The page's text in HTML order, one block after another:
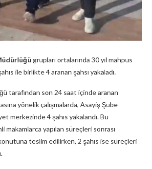
grupları ortalarında 30 yıl mahpus
ile birlikte 4 aranan şahsı yakaladı.
tarafından son 24 saat içinde aranan
yönelik çalışmalarda, Asayiş Şube
merkezinde 4 şahıs yakalandı. Bu
makamlarca yapılan süreçleri sonrası
teslim edilirken, 2 şahıs ise süreçleri